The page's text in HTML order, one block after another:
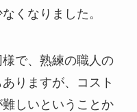
くなりました。
で、熟練の職人の
りますが、コスト
しいということか